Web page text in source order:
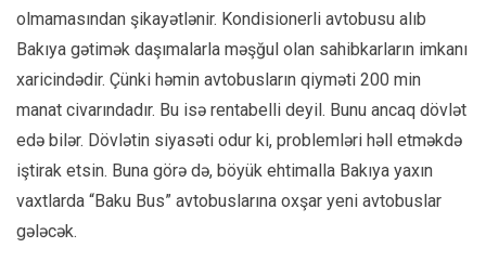
olmamasından şikayətlənir. Kondisionerli avtobusu alıb
Bakıya gətimək daşımalarla məşğul olan sahibkarların imkanı
xaricindədir. Çünki həmin avtobusların qiyməti 200 min
manat civarındadır. Bu isə rentabelli deyil. Bunu ancaq dövlət
edə bilər. Dövlətin siyasəti odur ki, problemləri həll etməkdə
iştirak etsin. Buna görə də, böyük ehtimalla Bakıya yaxın
vaxtlarda “Baku Bus” avtobuslarına oxşar yeni avtobuslar
gələcək.